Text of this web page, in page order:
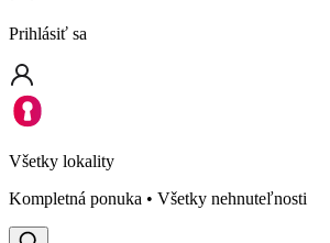
Prihlásiť sa
Všetky lokality
Kompletná ponuka • Všetky nehnuteľnosti